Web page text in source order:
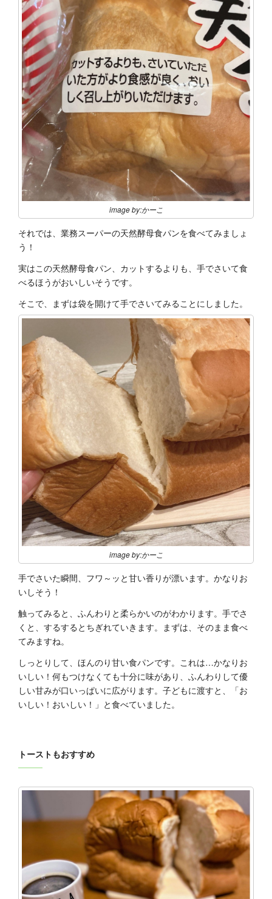
image by:かーこ
それでは、業務スーパーの天然酵母食パンを食べてみましょ
う！
実はこの天然酵母食パン、カットするよりも、手でさいて食
べるほうがおいしいそうです。
そこで、まずは袋を開けて手でさいてみることにしました。
image by:かーこ
手でさいた瞬間、フワ～ッと甘い香りが漂います。かなりお
いしそう！
触ってみると、ふんわりと柔らかいのがわかります。手でさ
くと、するするとちぎれていきます。まずは、そのまま食べ
てみますね。
しっとりして、ほんのり甘い食パンです。これは…かなりお
いしい！何もつけなくても十分に味があり、ふんわりして優
しい甘みが口いっぱいに広がります。子どもに渡すと、「お
いしい！おいしい！」と食べていました。
トーストもおすすめ